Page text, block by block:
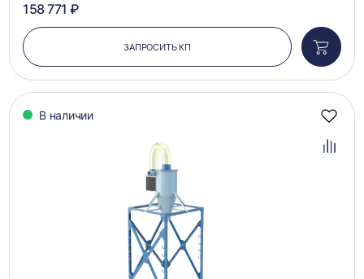
158 771 ₽
ЗАПРОСИТЬ КП
в
В наличии